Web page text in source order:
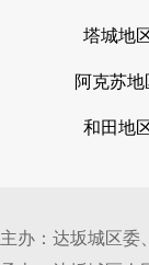
塔城地
阿克苏地
和田地
主办：达坂城区委